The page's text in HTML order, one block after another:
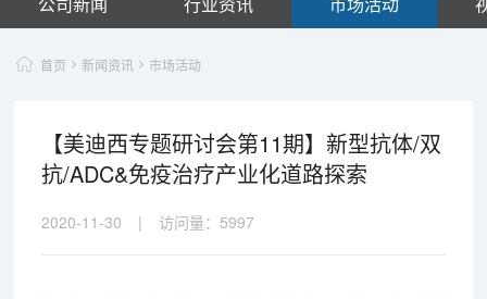
首页 新闻资讯 市场活动
【美迪西专题研讨会第11期】新型抗体/双
抗/ADC&免疫治疗产业化道路探索
2020-11-30 | 访问量：5997